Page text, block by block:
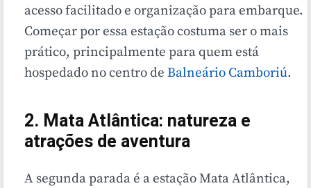
acesso facilitado e organização para embarque.
Começar por essa estação costuma ser o mais
prático, principalmente para quem está
hospedado no centro de Balneário Camboriú.
2. Mata Atlântica: natureza e
atrações de aventura
A segunda parada é a estação Mata Atlântica,